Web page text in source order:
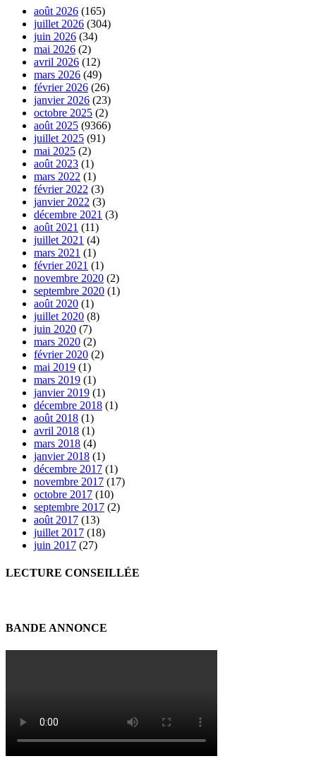
août 2026 (165)
juillet 2026 (304)
juin 2026 (34)
mai 2026 (2)
avril 2026 (12)
mars 2026 (49)
février 2026 (26)
janvier 2026 (23)
octobre 2025 (2)
août 2025 (9366)
juillet 2025 (91)
mai 2025 (2)
août 2023 (1)
mars 2022 (1)
février 2022 (3)
janvier 2022 (3)
décembre 2021 (3)
août 2021 (11)
juillet 2021 (4)
mars 2021 (1)
février 2021 (1)
novembre 2020 (2)
septembre 2020 (1)
août 2020 (1)
juillet 2020 (8)
juin 2020 (7)
mars 2020 (2)
février 2020 (2)
mai 2019 (1)
mars 2019 (1)
janvier 2019 (1)
décembre 2018 (1)
août 2018 (1)
avril 2018 (1)
mars 2018 (4)
janvier 2018 (1)
décembre 2017 (1)
novembre 2017 (17)
octobre 2017 (10)
septembre 2017 (2)
août 2017 (13)
juillet 2017 (18)
juin 2017 (27)
LECTURE CONSEILLÉE
BANDE ANNONCE